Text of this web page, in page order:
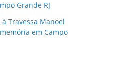
Grande RJ
Travessa Manoel
em Campo